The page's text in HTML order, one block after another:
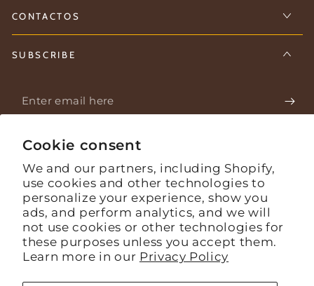
Cookie consent
We and our partners, including Shopify,
use cookies and other technologies to
personalize your experience, show you
ads, and perform analytics, and we will
not use cookies or other technologies for
these purposes unless you accept them.
Learn more in our Privacy Policy
CONTACTOS
SUBSCRIBE
Enter
email
here
FacebookInstagramYouTube
Language
English
Payment
methods